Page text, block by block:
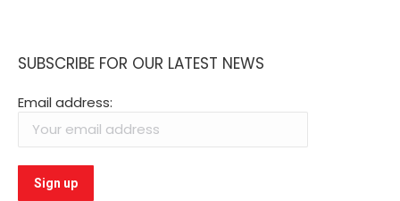
SUBSCRIBE FOR OUR LATEST NEWS
Email address: